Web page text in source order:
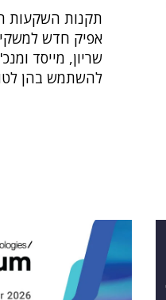
תקנות השקעות
אפיק חדש
להשתמש בהן